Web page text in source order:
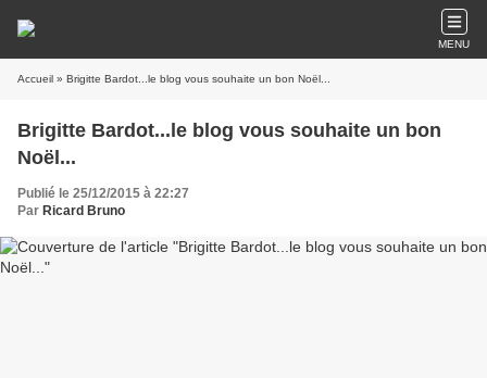
MENU
Accueil » Brigitte Bardot...le blog vous souhaite un bon Noël...
Brigitte Bardot...le blog vous souhaite un bon
Noël...
Publié le 25/12/2015 à 22:27
Par Ricard Bruno